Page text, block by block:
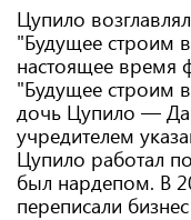
Цупило
"Будущее строим
настоящее время
"Будущее строим
дочь Цупило —
учредителем
Цупило работал
был нардепом. В
переписали